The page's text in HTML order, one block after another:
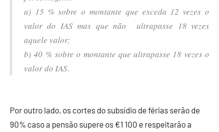
a) 15 % sobre o montante que exceda 12 vezes o
valor do IAS mas que não ultrapasse 18 vezes
aquele valor;
b) 40 % sobre o montante que ultrapasse 18 vezes o
valor do IAS.
Por outro lado, os cortes do subsídio de férias serão de
90% caso a pensão supere os €1 100 e respeitarão a